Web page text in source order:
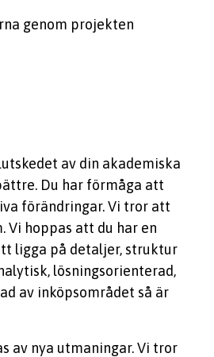
genom projekten
av din akademiska
Du har förmåga att
förändringar. Vi tror att
hoppas att du har en
ligga på detaljer, struktur
lösningsorienterad,
av inköpsområdet så är
av nya utmaningar. Vi tror